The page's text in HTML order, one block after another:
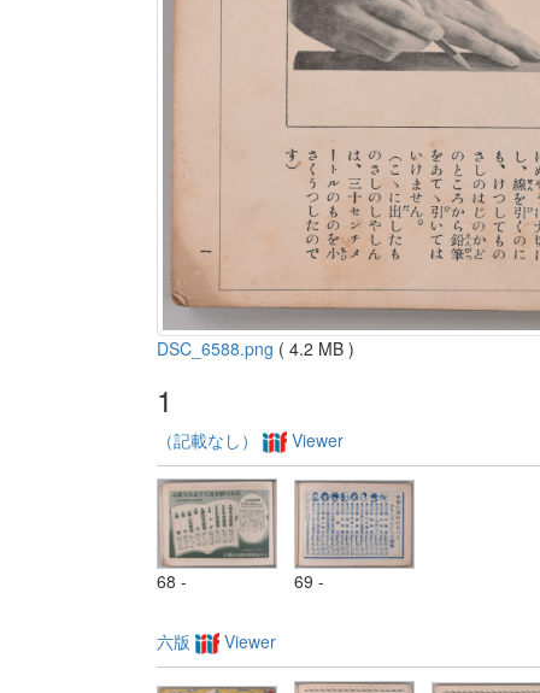
DSC_6588.png ( 4.2 MB )
1
（記載なし） Viewer
68 - 69 -
六版 Viewer